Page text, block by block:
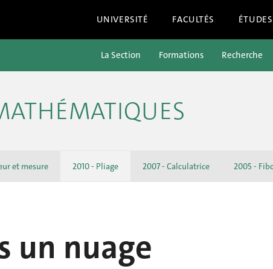
UNIVERSITÉ FACULTÉS ÉTUDES
La Section Formations Recherche
et mesure 2010 - Pliage 2007 - Calculatrice 2005 -
un nuage